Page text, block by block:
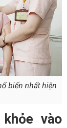
biến nhất hiện
vào